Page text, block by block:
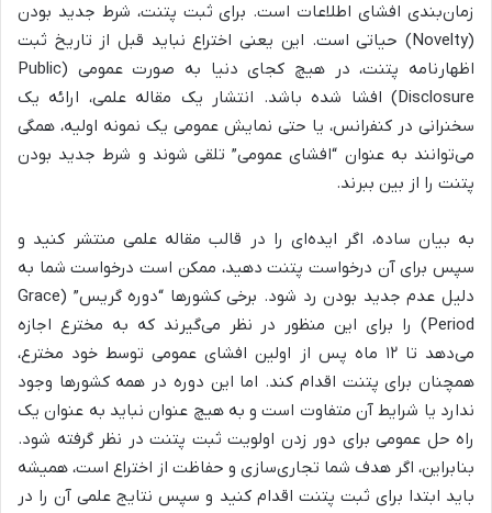
زمان‌بندی افشای اطلاعات است. برای ثبت پتنت، شرط جدید بودن
(Novelty) حیاتی است. این یعنی اختراع نباید قبل از تاریخ ثبت
اظهارنامه پتنت، در هیچ کجای دنیا به صورت عمومی (Public
Disclosure) افشا شده باشد. انتشار یک مقاله علمی، ارائه یک
سخنرانی در کنفرانس، یا حتی نمایش عمومی یک نمونه اولیه، همگی
می‌توانند به عنوان “افشای عمومی” تلقی شوند و شرط جدید بودن
پتنت را از بین ببرند.
به بیان ساده، اگر ایده‌ای را در قالب مقاله علمی منتشر کنید و
سپس برای آن درخواست پتنت دهید، ممکن است درخواست شما به
دلیل عدم جدید بودن رد شود. برخی کشورها “دوره گریس” (Grace
Period) را برای این منظور در نظر می‌گیرند که به مخترع اجازه
می‌دهد تا ۱۲ ماه پس از اولین افشای عمومی توسط خود مخترع،
همچنان برای پتنت اقدام کند. اما این دوره در همه کشورها وجود
ندارد یا شرایط آن متفاوت است و به هیچ عنوان نباید به عنوان یک
راه حل عمومی برای دور زدن اولویت ثبت پتنت در نظر گرفته شود.
بنابراین، اگر هدف شما تجاری‌سازی و حفاظت از اختراع است، همیشه
باید ابتدا برای ثبت پتنت اقدام کنید و سپس نتایج علمی آن را در